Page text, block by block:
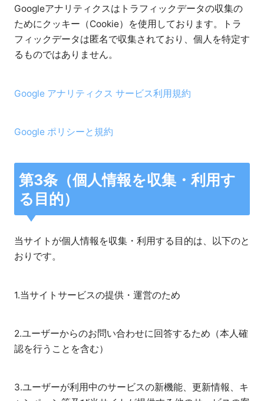
Googleアナリティクスはトラフィックデータの収集の
ためにクッキー（Cookie）を使用しております。トラ
フィックデータは匿名で収集されており、個人を特定す
るものではありません。
Google アナリティクス サービス利用規約
Google ポリシーと規約
第3条（個人情報を収集・利用す
る目的）
当サイトが個人情報を収集・利用する目的は、以下のと
おりです。
1.当サイトサービスの提供・運営のため
2.ユーザーからのお問い合わせに回答するため（本人確
認を行うことを含む）
3.ユーザーが利用中のサービスの新機能、更新情報、キ